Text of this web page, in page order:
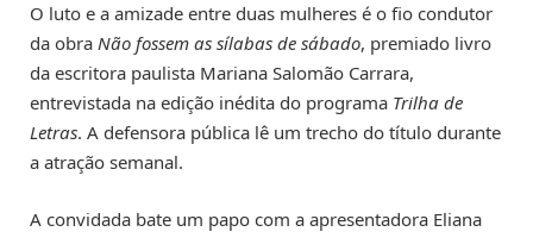
O luto e a amizade entre duas mulheres é o fio condutor
da obra Não fossem as sílabas de sábado, premiado livro
da escritora paulista Mariana Salomão Carrara,
entrevistada na edição inédita do programa Trilha de
Letras. A defensora pública lê um trecho do título durante
a atração semanal.
A convidada bate um papo com a apresentadora Eliana